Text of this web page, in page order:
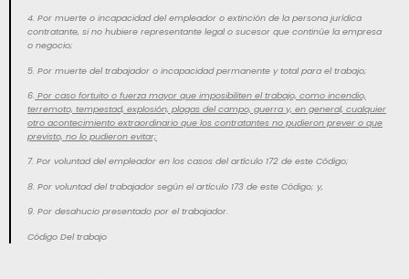
4. Por muerte o incapacidad del empleador o extinción de la persona jurídica
contratante, si no hubiere representante legal o sucesor que continúe la empresa
o negocio;
5. Por muerte del trabajador o incapacidad permanente y total para el trabajo;
6. Por caso fortuito o fuerza mayor que imposibiliten el trabajo, como incendio,
terremoto, tempestad, explosión, plagas del campo, guerra y, en general, cualquier
otro acontecimiento extraordinario que los contratantes no pudieron prever o que
previsto, no lo pudieron evitar;
7. Por voluntad del empleador en los casos del artículo 172 de este Código;
8. Por voluntad del trabajador según el artículo 173 de este Código; y,
9. Por desahucio presentado por el trabajador.
Código Del trabajo